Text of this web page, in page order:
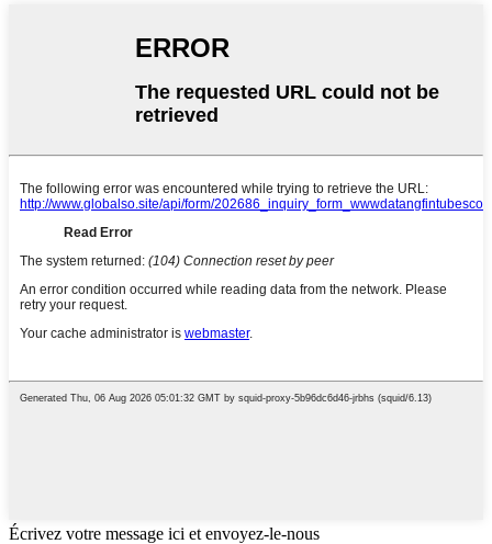
Écrivez votre message ici et envoyez-le-nous